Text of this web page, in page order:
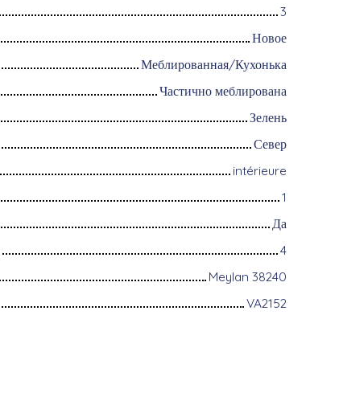
3
Новое
Меблированная/Кухонька
Частично меблирована
Зелень
Север
intérieure
1
Да
4
Meylan 38240
VA2152